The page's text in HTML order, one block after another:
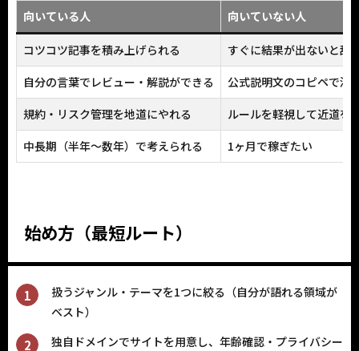
向いている人 向いていない人
コツコツ記事を積み上げられる
すぐに結果が出ないと辞
自分の言葉でレビュー・解説ができる
公式説明文のコピペで済
規約・リスク管理を地道にやれる
ルールを軽視して近道を
中長期（半年〜数年）で考えられる
1ヶ月で稼ぎたい
始め方（最短ルート）
扱うジャンル・テーマを1つに絞る（自分が語れる領域が
ベスト）
独自ドメインでサイトを用意し、年齢確認・プライバシー